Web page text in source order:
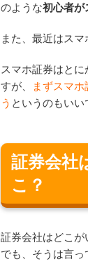
のような初心者が
また、最近はス
スマホ証券はと
すが、
まずスマ
う というのもいい
証券会社
こ？
証券会社はどこが
でも、そうは言